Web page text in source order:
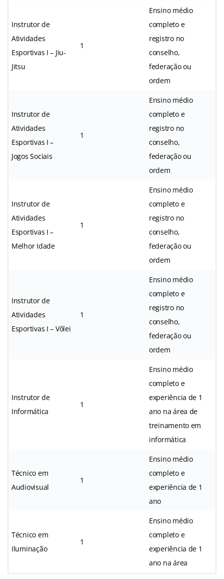
Instrutor de
Atividades
Esportivas I – Jiu-
Jitsu
1
Ensino médio
completo e
registro no
conselho,
federação ou
ordem
Instrutor de
Atividades
Esportivas I –
Jogos Sociais
1
Ensino médio
completo e
registro no
conselho,
federação ou
ordem
Instrutor de
Atividades
Esportivas I –
Melhor Idade
1
Ensino médio
completo e
registro no
conselho,
federação ou
ordem
Instrutor de
Atividades
Esportivas I – Vôlei
1
Ensino médio
completo e
registro no
conselho,
federação ou
ordem
Instrutor de
Informática
1
Ensino médio
completo e
experiência de 1
ano na área de
treinamento em
informática
Técnico em
Audiovisual
1
Ensino médio
completo e
experiência de 1
ano
Técnico em
Iluminação
1
Ensino médio
completo e
experiência de 1
ano na área